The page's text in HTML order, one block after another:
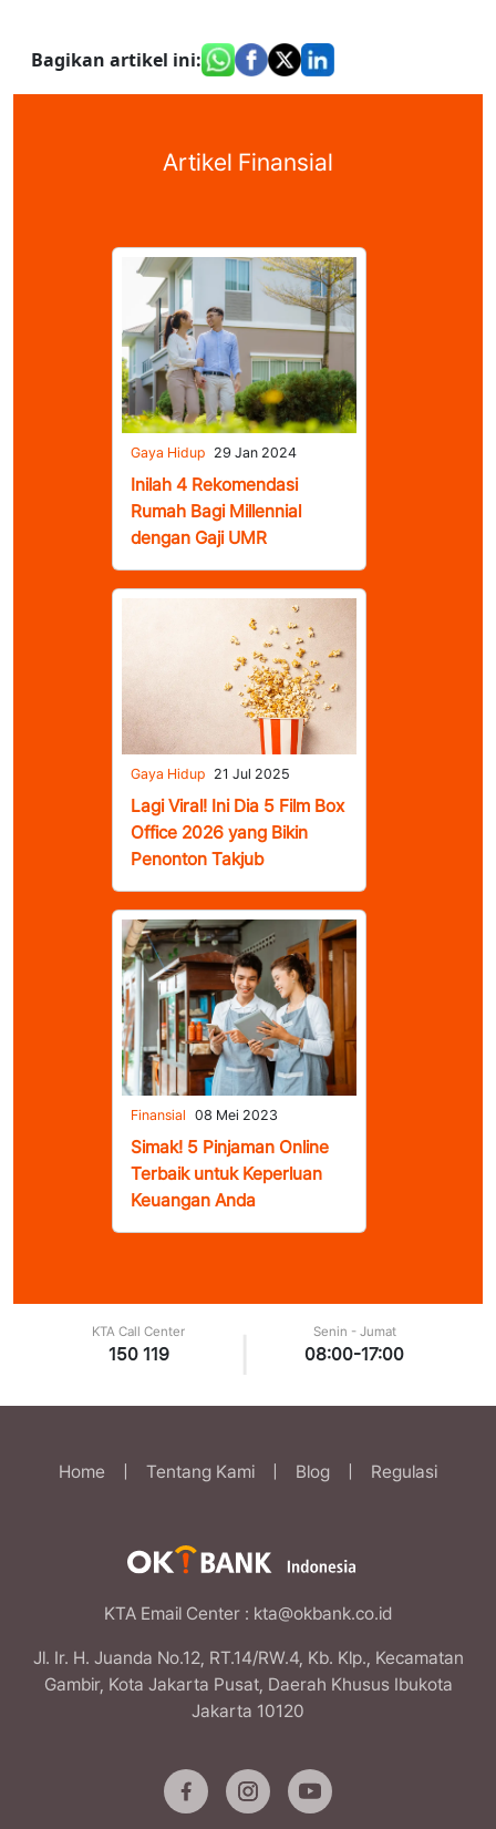
Bagikan artikel ini:
Artikel Finansial
Gaya Hidup 29 Jan 2024
Inilah 4 Rekomendasi
Rumah Bagi Millennial
dengan Gaji UMR
Gaya Hidup 21 Jul 2025
Lagi Viral! Ini Dia 5 Film Box
Office 2026 yang Bikin
Penonton Takjub
Finansial 08 Mei 2023
Simak! 5 Pinjaman Online
Terbaik untuk Keperluan
Keuangan Anda
KTA Call Center
150 119
Senin - Jumat
08:00-17:00
Home Tentang Kami Blog Regulasi
KTA Email Center : kta@okbank.co.id
Jl. Ir. H. Juanda No.12, RT.14/RW.4, Kb. Klp., Kecamatan
Gambir, Kota Jakarta Pusat, Daerah Khusus Ibukota
Jakarta 10120